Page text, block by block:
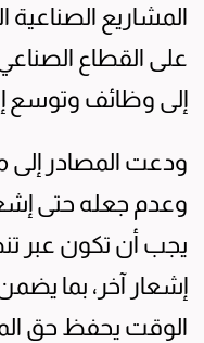
المشاريع الصناعية
على القطاع
إلى وظائف وتوسع
ودعت المصادر إلى
وعدم جعله حتى
يجب أن تكون عبر
إشعار آخر، بما
الوقت يحفظ حق